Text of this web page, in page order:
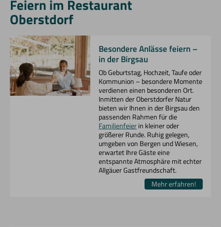
Feiern im Restaurant
Oberstdorf
Besondere Anlässe feiern –
in der Birgsau
Ob Geburtstag, Hochzeit, Taufe oder
Kommunion – besondere Momente
verdienen einen besonderen Ort.
Inmitten der Oberstdorfer Natur
bieten wir Ihnen in der Birgsau den
passenden Rahmen für die
Familienfeierin kleiner oder
größerer Runde. Ruhig gelegen,
umgeben von Bergen und Wiesen,
erwartet Ihre Gäste eine
entspannte Atmosphäre mit echter
Allgäuer Gastfreundschaft.
Mehr erfahren!